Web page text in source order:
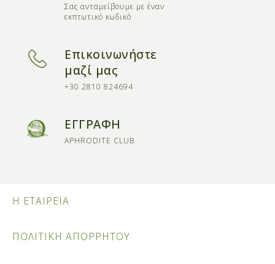
Σας ανταμείβουμε με έναν
εκπτωτικό κωδικό
Επικοινωνήστε
μαζί μας
+30 2810 824694
ΕΓΓΡΑΦΗ
APHRODITE CLUB
Η ΕΤΑΙΡΕΙΑ
ΠΟΛΙΤΙΚΗ ΑΠΟΡΡΗΤΟΥ